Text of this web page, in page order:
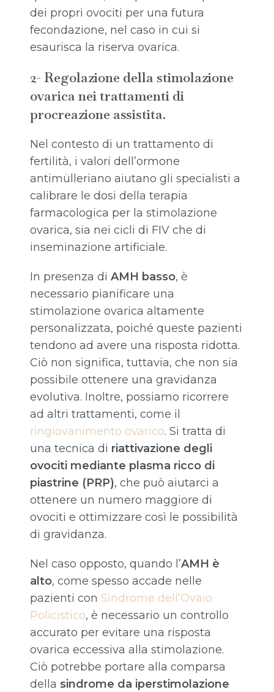
dei propri ovociti per una futura
fecondazione, nel caso in cui si
esaurisca la riserva ovarica.
2- Regolazione della stimolazione
ovarica nei trattamenti di
procreazione assistita.
Nel contesto di un trattamento di
fertilità, i valori dell’ormone
antimülleriano aiutano gli specialisti a
calibrare le dosi della terapia
farmacologica per la stimolazione
ovarica, sia nei cicli di FIV che di
inseminazione artificiale.
In presenza di AMH basso, è
necessario pianificare una
stimolazione ovarica altamente
personalizzata, poiché queste pazienti
tendono ad avere una risposta ridotta.
Ciò non significa, tuttavia, che non sia
possibile ottenere una gravidanza
evolutiva. Inoltre, possiamo ricorrere
ad altri trattamenti, come il
ringiovanimento ovarico. Si tratta di
una tecnica di riattivazione degli
ovociti mediante plasma ricco di
piastrine (PRP), che può aiutarci a
ottenere un numero maggiore di
ovociti e ottimizzare così le possibilità
di gravidanza.
Nel caso opposto, quando l’AMH è
alto, come spesso accade nelle
pazienti con Sindrome dell’Ovaio
Policistico, è necessario un controllo
accurato per evitare una risposta
ovarica eccessiva alla stimolazione.
Ciò potrebbe portare alla comparsa
della sindrome da iperstimolazione